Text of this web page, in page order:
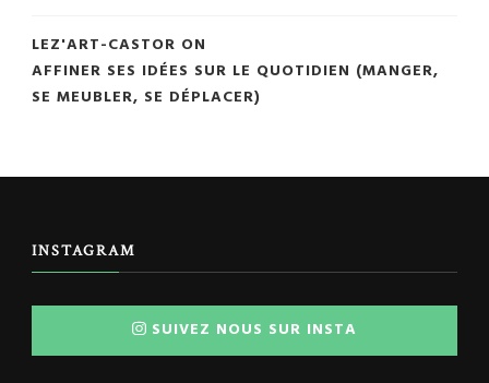
LEZ'ART-CASTOR ON
AFFINER SES IDÉES SUR LE QUOTIDIEN (MANGER,
SE MEUBLER, SE DÉPLACER)
INSTAGRAM
SUIVEZ NOUS SUR INSTA